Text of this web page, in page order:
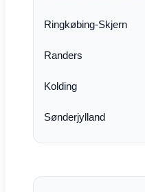
Ringkøbing-Skjern
Randers
Kolding
Sønderjylland